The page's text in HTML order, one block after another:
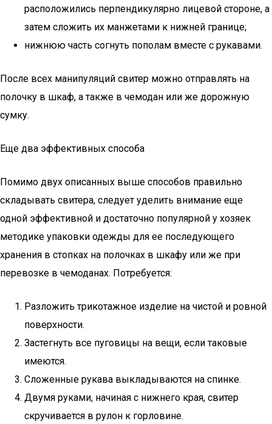
расположились перпендикулярно лицевой стороне, а
затем сложить их манжетами к нижней границе;
нижнюю часть согнуть пополам вместе с рукавами.
После всех манипуляций свитер можно отправлять на
полочку в шкаф, а также в чемодан или же дорожную
сумку.
Еще два эффективных способа
Помимо двух описанных выше способов правильно
складывать свитера, следует уделить внимание еще
одной эффективной и достаточно популярной у хозяек
методике упаковки одежды для ее последующего
хранения в стопках на полочках в шкафу или же при
перевозке в чемоданах. Потребуется:
Разложить трикотажное изделие на чистой и ровной
поверхности.
Застегнуть все пуговицы на вещи, если таковые
имеются.
Сложенные рукава выкладываются на спинке.
Двумя руками, начиная с нижнего края, свитер
скручивается в рулон к горловине.